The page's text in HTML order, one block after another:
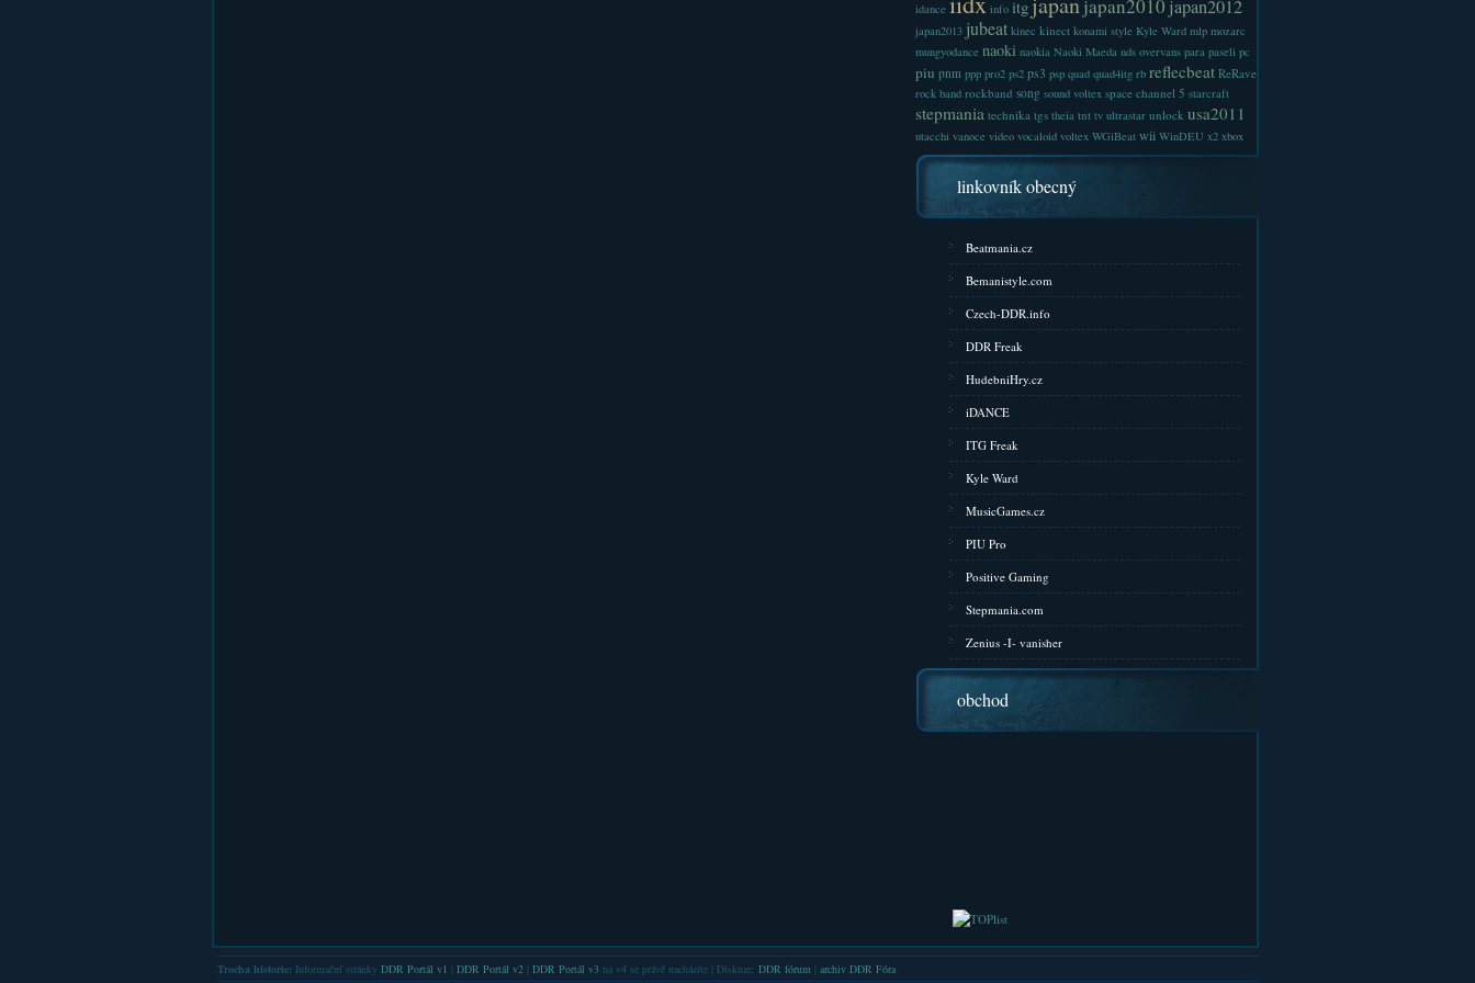
idance
info itg japan2010 japan2012
japan2013 jubeat kinec kinect konami style Kyle Ward mlp mozarc
mungyodance naoki naokia Naoki Maeda nds overvans para paseli pc
piu pnm ppp pro2 ps2 ps3 psp quad quad4itg rb reflecbeat ReRave
rock band rockband song sound voltex space channel 5 starcraft
stepmania technika tgs theia tnt tv ultrastar unlock usa2011
utacchi vanoce video vocaloid voltex WGiBeat wii WinDEU x2 xbox
linkovník obecný
Beatmania.cz
Bemanistyle.com
Czech-DDR.info
DDR Freak
HudebniHry.cz
iDANCE
ITG Freak
Kyle Ward
MusicGames.cz
PIU Pro
Positive Gaming
Stepmania.com
Zenius -I- vanisher
obchod
Trocha historie: Informační stránky DDR Portál v1 DDR Portál v2| DDR Portál v3na v4 se právě nacházíte | Diskuze: DDR fórum archiv DDR Fóra